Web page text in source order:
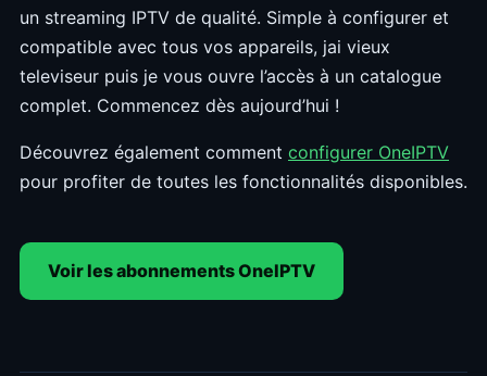
un streaming IPTV de qualité. Simple à configurer et
compatible avec tous vos appareils, jai vieux
televiseur puis je vous ouvre l’accès à un catalogue
complet. Commencez dès aujourd’hui !
Découvrez également comment configurer OneIPTV
pour profiter de toutes les fonctionnalités disponibles.
Voir les abonnements OneIPTV